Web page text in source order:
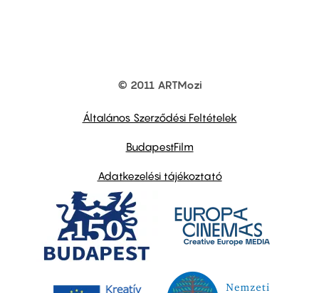
© 2011 ARTMozi
Általános Szerződési Feltételek
BudapestFilm
Adatkezelési tájékoztató